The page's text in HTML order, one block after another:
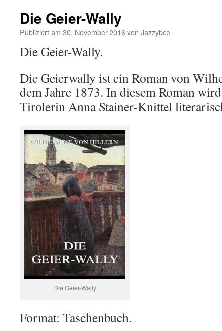
Die Geier-Wally
Publiziert am 30. November 2016von Jazzybee
Die Geier-Wally.
Die Geierwally ist ein Roman von
dem Jahre 1873. In diesem Roman
Tirolerin Anna Stainer-Knittel
Die Geier-Wally
Format: Taschenbuch.